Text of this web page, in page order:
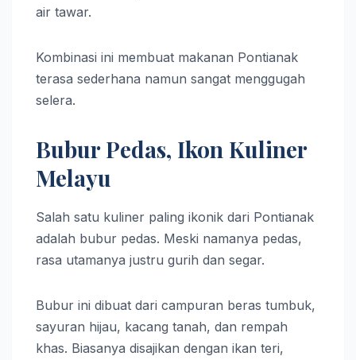
air tawar.
Kombinasi ini membuat makanan Pontianak
terasa sederhana namun sangat menggugah
selera.
Bubur Pedas, Ikon Kuliner
Melayu
Salah satu kuliner paling ikonik dari Pontianak
adalah bubur pedas. Meski namanya pedas,
rasa utamanya justru gurih dan segar.
Bubur ini dibuat dari campuran beras tumbuk,
sayuran hijau, kacang tanah, dan rempah
khas. Biasanya disajikan dengan ikan teri,